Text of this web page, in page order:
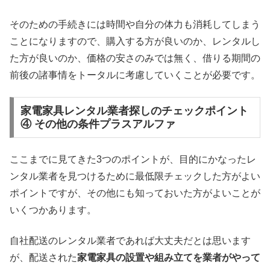
そのための手続きには時間や自分の体力も消耗してしまう
ことになりますので、購入する方が良いのか、レンタルし
た方が良いのか、価格の安さのみでは無く、借りる期間の
前後の諸事情をトータルに考慮していくことが必要です。
家電家具レンタル業者探しのチェックポイント
④ その他の条件プラスアルファ
ここまでに見てきた3つのポイントが、目的にかなったレ
ンタル業者を見つけるために最低限チェックした方がよい
ポイントですが、その他にも知っておいた方がよいことが
いくつかあります。
自社配送のレンタル業者であれば大丈夫だとは思います
が、配送された家電家具の設置や組み立てを業者がやって